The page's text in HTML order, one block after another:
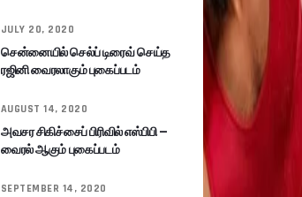
JULY 20, 2020
சென்னையில் செல்ப் டிரைவ் செய்த
ரஜினி வைரலாகும் புகைப்படம்
AUGUST 14, 2020
அவசர சிகிச்சைப் பிரிவில் எஸ்பிபி –
வைரல் ஆகும் புகைப்படம்
SEPTEMBER 14, 2020